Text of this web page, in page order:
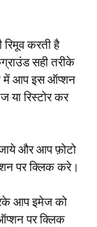
करती है
सही तरीके
में आप इस ऑप्शन
या रिस्टोर कर
और आप फ़ोटो
पर क्लिक करे।
आप इमेज को
पर क्लिक